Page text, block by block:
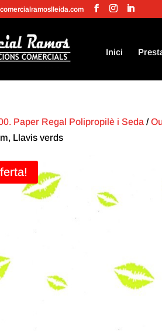
Inici
Paper Regal Polipropilè i Seda /
Llavis verds